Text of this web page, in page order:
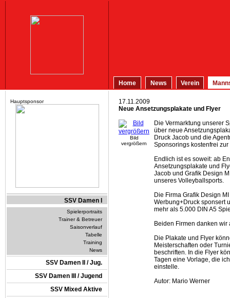
Home News Verein
Hauptsponsor
SSV Damen I
Spielerportraits
Trainer & Betreuer
Saisonverlauf
Tabelle
Training
News
SSV Damen II / Jug.
SSV Damen III / Jugend
SSV Mixed Aktive
17.11.2009
Neue Ansetzungsplakate und Flyer
Bild
vergrößern
Die Vermarktung unserer
über neue
Druck Jacob und die
Sponsorings kostenfrei
Endlich ist es soweit: ab
Ansetzungsplakate und
Jacob und Grafik Design
unseres Volleyballsports.
Die Firma Grafik Design
Werbung+Druck sponsert
mehr als 5.000 DIN A5
Beiden Firmen danken
Die Plakate und Flyer
Meisterschaften oder
beschriften. In die Flyer
Tagen eine Vorlage, die
einstelle.
Autor: Mario Werner